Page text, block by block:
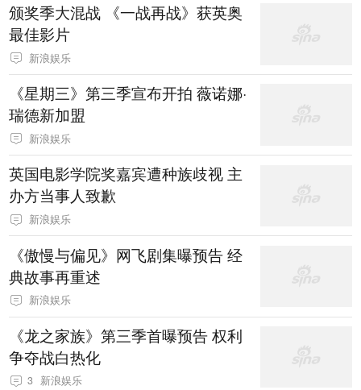
颁奖季大混战 《一战再战》获英奥
最佳影片
新浪娱乐
《星期三》第三季宣布开拍 薇诺娜·
瑞德新加盟
新浪娱乐
英国电影学院奖嘉宾遭种族歧视 主
办方当事人致歉
新浪娱乐
《傲慢与偏见》网飞剧集曝预告 经
典故事再重述
新浪娱乐
《龙之家族》第三季首曝预告 权利
争夺战白热化
3 新浪娱乐